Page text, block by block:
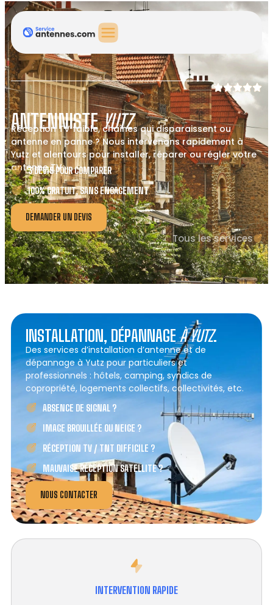
ANTENNISTEYUTZ
Réception TV faible, chaînes qui disparaissent ou
antenne en panne ? Nous intervenons rapidement à
Yutz et alentours pour installer, réparer ou régler votre
antenne TV.
3 DEVIS POUR COMPARER
100% GRATUIT, SANS ENGAGEMENT
DEMANDER UN DEVIS
Tous les services
INSTALLATION, DÉPANNAGEÀ YUTZ.
Des services d’installation d’antenne et de
dépannage à Yutz pour particuliers et
professionnels : hôtels, camping, syndics de
copropriété, logements collectifs, collectivités, etc.
ABSENCE DE SIGNAL ?
IMAGE BROUILLÉE OU NEIGE ?
RÉCEPTION TV / TNT DIFFICILE ?
MAUVAISE RÉCEPTION SATELLITE ?
NOUS CONTACTER
INTERVENTION RAPIDE